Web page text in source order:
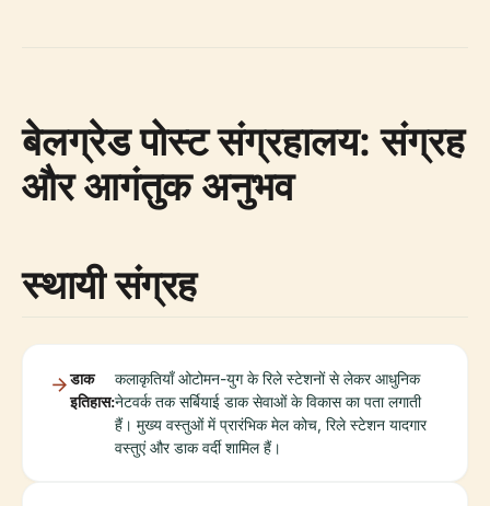
बेलग्रेड पोस्ट संग्रहालय: संग्रह
और आगंतुक अनुभव
स्थायी संग्रह
डाक
इतिहास:
कलाकृतियाँ ओटोमन-युग के रिले स्टेशनों से लेकर आधुनिक
नेटवर्क तक सर्बियाई डाक सेवाओं के विकास का पता लगाती
हैं। मुख्य वस्तुओं में प्रारंभिक मेल कोच, रिले स्टेशन यादगार
वस्तुएं और डाक वर्दी शामिल हैं।